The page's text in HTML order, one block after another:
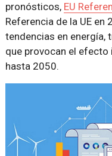
pronósticos, EU
Referencia de la UE en
tendencias en energía,
que provocan el efecto
hasta 2050.